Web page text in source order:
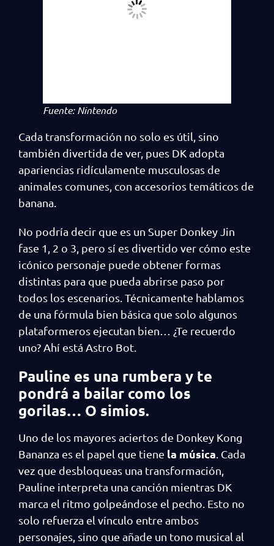
Fuente: Nintendo
Cada transformación no solo es útil, sino
también divertida de ver, pues DK adopta
apariencias ridículamente musculosas de
animales comunes, con accesorios temáticos de
banana.
No podría decir que es un Super Donkey Jin
fase 1, 2 o 3, pero sí es divertido ver cómo este
icónico personaje puede obtener formas
distintas para que pueda abrirse paso por
todos los escenarios. Técnicamente hablamos
de una fórmula bien básica que solo algunos
plataformeros ejecutan bien… ¿Te recuerdo
uno? Ahí está Astro Bot.
Pauline es una rumbera y te
pondrá a bailar como los
gorilas… O simios.
Uno de los mayores aciertos de Donkey Kong
Bananza es el papel que tiene la música . Cada
vez que desbloqueas una transformación,
Pauline interpreta una canción mientras DK
marca el ritmo golpeándose el pecho. Esto no
solo refuerza el vínculo entre ambos
personajes, sino que añade un tono musical al